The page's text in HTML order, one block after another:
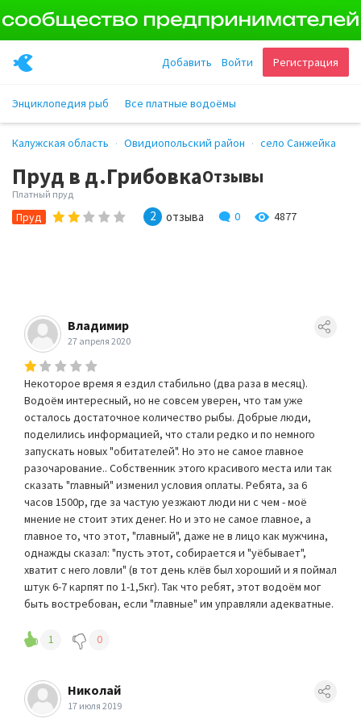
Регистрация
Войти
Добавить
Энциклопедия рыб Все платные водоёмы
Калужская область Овидиопольский район село Санжейка
Пруд в д.ГрибовкаОтзывы
Платный пруд
Пруд 2 отзыва 0 4877
Владимир
27 апреля 2020
Некоторое время я ездил стабильно (два раза в месяц).
Водоём интересный, но не совсем уверен, что там уже
осталось достаточное количество рыбы. Добрые люди,
поделились информацией, что стали редко и по немного
запускать новых "обитателей". Но это не самое главное
разочарование.. Собственник этого красивого места или так
сказать "главный" изменил условия оплаты. Ребята, за 6
часов 1500р, где за частую уезжают люди ни с чем - моё
мнение не стоит этих денег. Но и это не самое главное, а
главное то, что этот, "главный", даже не в лицо как мужчина,
однажды сказал: "пусть этот, собирается и "уёбывает",
хватит с него ловли" (в тот день клёв был хороший и я поймал
штук 6-7 карпят по 1-1,5кг). Так что ребят, этот водоём мог
быть востребован, если "главные" им управляли адекватные.
1 0
Николай
17 июля 2019